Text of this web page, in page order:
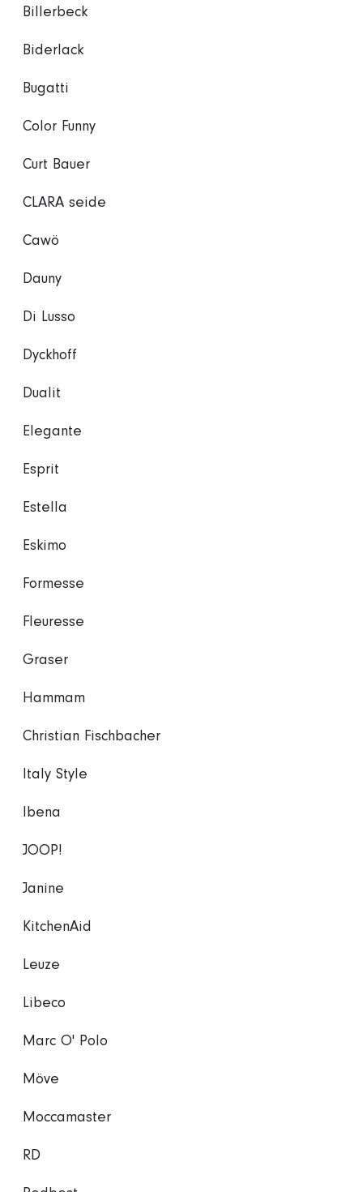
Billerbeck
Biderlack
Bugatti
Color Funny
Curt Bauer
CLARA seide
Cawö
Dauny
Di Lusso
Dyckhoff
Dualit
Elegante
Esprit
Estella
Eskimo
Formesse
Fleuresse
Graser
Hammam
Christian Fischbacher
Italy Style
Ibena
JOOP!
Janine
KitchenAid
Leuze
Libeco
Marc O' Polo
Möve
Moccamaster
RD